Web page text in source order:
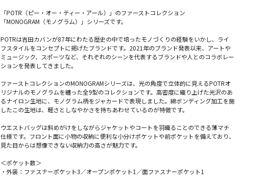
「POTR（ピー・オー・ティー・アール）」のファーストコレクション
「MONOGRAM（モノグラム）」シリーズです。
POTRは吉田カバンが87年にわたる歴史の中で培ったモノづくりの経験をいかし、ライ
フスタイルをコンセプトに掲げたブランドです。2021年のブランド発表以来、アートや
ミュージック、スポーツなど、それぞれのシーンを代表するブランドや人とのコラボレー
ションを発表してきました。
ファーストコレクションのMONOGRAMシリーズは、光の角度で立体的に見えるPOTRオ
リジナルのモノグラムを纏った全9型のコレクションです。高密度に織り上げた光沢のあ
るナイロン生地に、モノグラム柄をジャカードで表現しました。綿ボンディング加工を施
したこの生地は、軽さとしなやかさを持ちあわせているのが特徴です。
ウエストバッグは斜めがけをしながらジャケットやコートを羽織ることのできる薄マチ
仕様です。フロント面に小物の収納に便利な小分けポケットや前ポケットを備えており、
見た目からは想像できない収納力の高さが魅力です。
＜ポケット数＞
・外装：ファスナーポケット3／オープンポケット1／面ファスナーポケット1